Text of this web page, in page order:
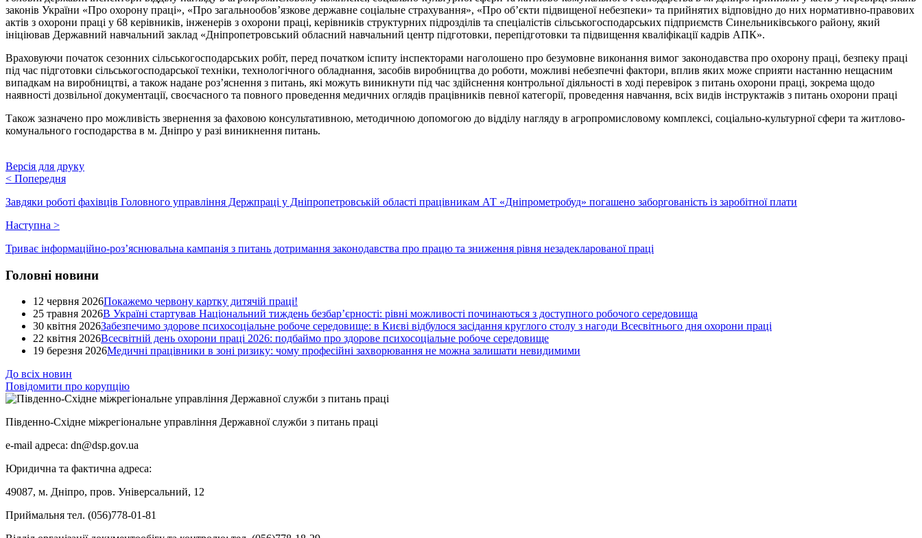
законів України «Про охорону праці», «Про загальнообов’язкове державне соціальне страхування», «Про об’єкти підвищеної небезпеки» та прийнятих відповідно до них нормативно-правових
актів з охорони праці у 68 керівників, інженерів з охорони праці, керівників структурних підрозділів та спеціалістів сільськогосподарських підприємств Синельниківського району, який
ініціював Державний навчальний заклад «Дніпропетровський обласний навчальний центр підготовки, перепідготовки та підвищення кваліфікації кадрів АПК».
Враховуючи початок сезонних сільськогосподарських робіт, перед початком іспиту інспекторами наголошено про безумовне виконання вимог законодавства про охорону праці, безпеку праці
під час підготовки сільськогосподарської техніки, технологічного обладнання, засобів виробництва до роботи, можливі небезпечні фактори, вплив яких може сприяти настанню нещасним
випадкам на виробництві, а також надане роз’яснення з питань, які можуть виникнути під час здійснення контрольної діяльності в ході перевірок з питань охорони праці, зокрема щодо
наявності дозвільної документації, своєчасного та повного проведення медичних оглядів працівників певної категорії, проведення навчання, всіх видів інструктажів з питань охорони праці
Також зазначено про можливість звернення за фаховою консультативною, методичною допомогою до відділу нагляду в агропромисловому комплексі, соціально-культурної сфери та житлово-
комунального господарства в м. Дніпро у разі виникнення питань.
Версія для друку
< Попередня
Завдяки роботі фахівців Головного управління Держпраці у Дніпропетровській області працівникам АТ «Дніпрометробуд» погашено заборгованість із заробітної плати
Наступна >
Триває інформаційно-роз’яснювальна кампанія з питань дотримання законодавства про працю та зниження рівня незадекларованої праці
Головні новини
12 червня 2026Покажемо червону картку дитячій праці!
25 травня 2026В Україні стартував Національний тиждень безбар’єрності: рівні можливості починаються з доступного робочого середовища
30 квітня 2026Забезпечимо здорове психосоціальне робоче середовище: в Києві відбулося засідання круглого столу з нагоди Всесвітнього дня охорони праці
22 квітня 2026Всесвітній день охорони праці 2026: подбаймо про здорове психосоціальне робоче середовище
19 березня 2026Медичні працівники в зоні ризику: чому професійні захворювання не можна залишати невидимими
До всіх новин
Повідомити про корупцію
Південно-Східне міжрегіональне управління Державної служби з питань праці
e-mail адреса: dn@dsp.gov.ua
Юридична та фактична адреса:
49087, м. Дніпро, пров. Універсальний, 12
Приймальня тел. (056)778-01-81